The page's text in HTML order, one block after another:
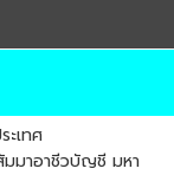
ะเทศ
มมาอาชีวบัญชี มหา